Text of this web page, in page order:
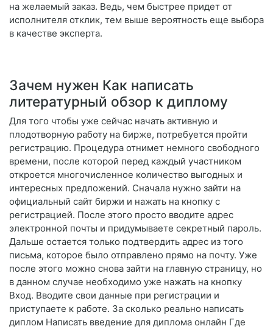
на желаемый заказ. Ведь, чем быстрее придет от
исполнителя отклик, тем выше вероятность еще выбора
в качестве эксперта.
Зачем нужен Как написать
литературный обзор к диплому
Для того чтобы уже сейчас начать активную и
плодотворную работу на бирже, потребуется пройти
регистрацию. Процедура отнимет немного свободного
времени, после которой перед каждый участником
откроется многочисленное количество выгодных и
интересных предложений. Сначала нужно зайти на
официальный сайт биржи и нажать на кнопку с
регистрацией. После этого просто вводите адрес
электронной почты и придумываете секретный пароль.
Дальше остается только подтвердить адрес из того
письма, которое было отправлено прямо на почту. Уже
после этого можно снова зайти на главную страницу, но
в данном случае необходимо уже нажать на кнопку
Вход. Вводите свои данные при регистрации и
приступаете к работе. За сколько реально написать
диплом Написать введение для диплома онлайн Где